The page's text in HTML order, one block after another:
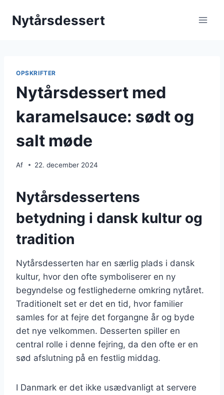
Nytårsdessert
OPSKRIFTER
Nytårsdessert med
karamelsauce: sødt og
salt møde
Af 22. december 2024
Nytårsdessertens
betydning i dansk kultur og
tradition
Nytårsdesserten har en særlig plads i dansk
kultur, hvor den ofte symboliserer en ny
begyndelse og festlighederne omkring nytåret.
Traditionelt set er det en tid, hvor familier
samles for at fejre det forgangne år og byde
det nye velkommen. Desserten spiller en
central rolle i denne fejring, da den ofte er en
sød afslutning på en festlig middag.
I Danmark er det ikke usædvanligt at servere